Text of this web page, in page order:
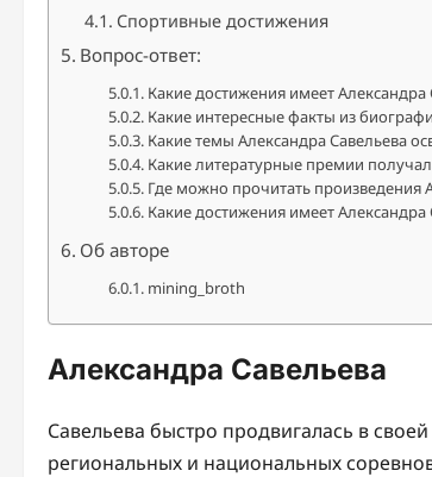
Спортивные достижения
Вопрос-ответ:
Какие достижения имеет Александра
Какие интересные факты из
Какие темы Александра Савельева
Какие литературные премии
Где можно прочитать произведения
Какие достижения имеет Александра
Об авторе
mining_broth
Александра Савельева
Савельева быстро продвигалась в
региональных и национальных